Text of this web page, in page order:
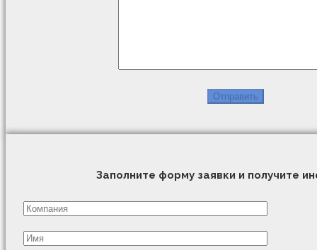
Заполните форму заявки и получите